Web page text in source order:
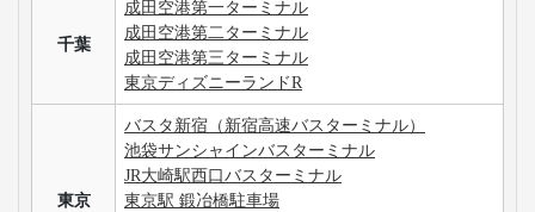
千葉
成田空港第一ターミナル
成田空港第二ターミナル
成田空港第三ターミナル
東京ディズニーランドR
東京
バスタ新宿（新宿高速バスターミナル）
池袋サンシャインバスターミナル
JR大崎駅西口バスターミナル
東京駅 鍛冶橋駐車場